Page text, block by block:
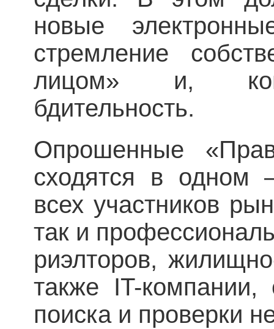
новые
стремление
лицом» и,
бдительность.
Опрошенные
сходятся в одном
всех участников
так и
риэлторов,
также IT-
поиска и проверки